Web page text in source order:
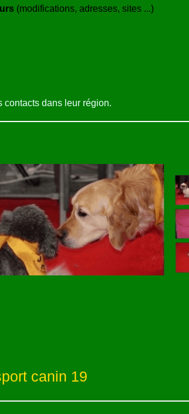
(modifications, adresses, sites ...)
contacts dans leur région.
canin 19